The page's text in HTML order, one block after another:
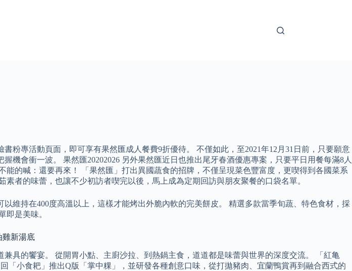
粉專活動頁面，即可享有果然匯成人餐費9折優待。 不僅如此，至2021年12月31日前，只要願意
機會衝一波。 果然匯20202026 另外果然匯近日也推出尾牙春酒優惠專案，只要平日用餐每滿8人
的喊：還要再來！ 「果然匯」打出異國蔬食的招牌，不僅呈現菜色豐富度，更喫得到各國菜系
者的味蕾，也讓不少初訪者喫完以後，馬上成為定期回訪與朋友聚餐的口袋名單。
維持在400度高溫以上，這樣才能烤出外脆內軟的完美餅皮。 精選多款當季旬蔬、特色食材，採
即是美味。
雞新湯底
具的饗宴。 從開胃小點、主廚沙拉、到熱鍋主食，道道都是味蕾與世界的深度交流。 「紅亀
小食耙」推出Q版「掌中粿」，並研發各種創意口味，從打拋豬肉、宜蘭鴨賞再到融合西式的